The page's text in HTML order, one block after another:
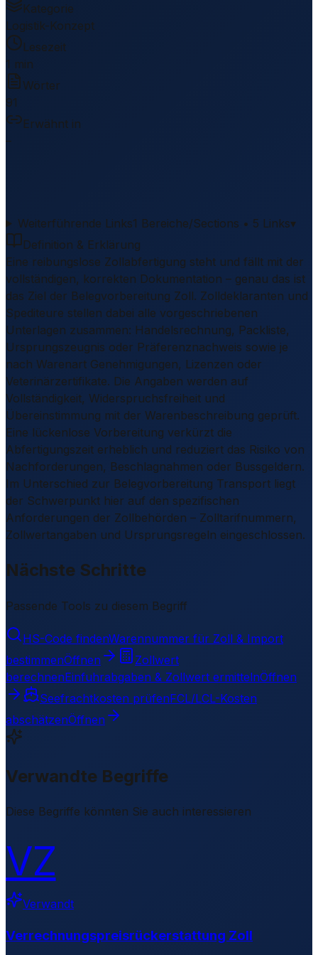
Kategorie
Logistik-Konzept
Lesezeit
1 min
Wörter
91
Erwähnt in
–
Weiterführende Links1 Bereiche/Sections • 5 Links▾
Definition & Erklärung
Eine reibungslose Zollabfertigung steht und fällt mit der
vollständigen, korrekten Dokumentation – genau das ist
das Ziel der Belegvorbereitung Zoll. Zolldeklaranten und
Spediteure stellen dabei alle vorgeschriebenen
Unterlagen zusammen: Handelsrechnung, Packliste,
Ursprungszeugnis oder Präferenznachweis sowie je
nach Warenart Genehmigungen, Lizenzen oder
Veterinärzertifikate. Die Angaben werden auf
Vollständigkeit, Widerspruchsfreiheit und
Übereinstimmung mit der Warenbeschreibung geprüft.
Eine lückenlose Vorbereitung verkürzt die
Abfertigungszeit erheblich und reduziert das Risiko von
Nachforderungen, Beschlagnahmen oder Bussgeldern.
Im Unterschied zur Belegvorbereitung Transport liegt
der Schwerpunkt hier auf den spezifischen
Anforderungen der Zollbehörden – Zolltarifnummern,
Zollwertangaben und Ursprungsregeln eingeschlossen.
Nächste Schritte
Passende Tools zu diesem Begriff
HS-Code findenWarennummer für Zoll & Import
bestimmenÖffnen
Zollwert
berechnenEinfuhrabgaben & Zollwert ermittelnÖffnen
Seefrachtkosten prüfenFCL/LCL-Kosten
abschätzenÖffnen
Verwandte Begriffe
Diese Begriffe könnten Sie auch interessieren
VZ
Verwandt
Verrechnungspreisrückerstattung Zoll